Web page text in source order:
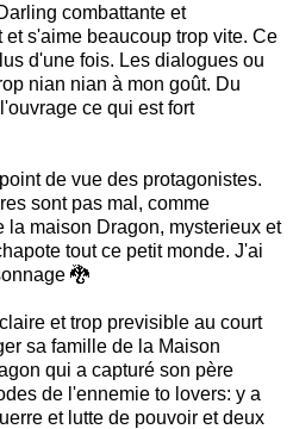
combattante et
s'aime beaucoup trop vite. Ce
d'une fois. Les dialogues ou
nian nian à mon goût. Du
ce qui est fort
de vue des protagonistes.
sont pas mal, comme
la maison Dragon, mysterieux et
tout ce petit monde. J'ai
🐉
et trop previsible au court
sa famille de la Maison
qui a capturé son père
de l'ennemie to lovers: y a
et lutte de pouvoir et deux